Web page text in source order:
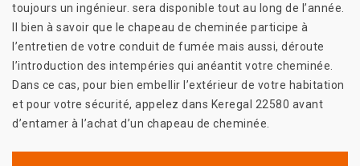
toujours un ingénieur. sera disponible tout au long de l’année.
Il bien à savoir que le chapeau de cheminée participe à
l’entretien de votre conduit de fumée mais aussi, déroute
l’introduction des intempéries qui anéantit votre cheminée.
Dans ce cas, pour bien embellir l’extérieur de votre habitation
et pour votre sécurité, appelez dans Keregal 22580 avant
d’entamer à l’achat d’un chapeau de cheminée.